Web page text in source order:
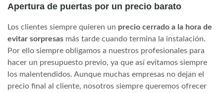
Apertura de puertas por un precio barato
Los clientes siempre quieren un precio cerrado a la hora de
evitar sorpresas más tarde cuando termina la instalación.
Por ello siempre obligamos a nuestros profesionales para
hacer un presupuesto previo, ya que así evitamos siempre
los malentendidos. Aunque muchas empresas no dejan el
precio final al cliente, nosotros siempre queremos ofrecer